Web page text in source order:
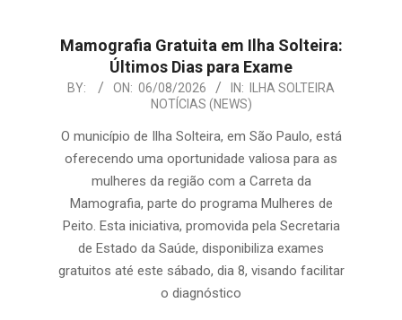
Mamografia Gratuita em Ilha Solteira:
Últimos Dias para Exame
2026-
06
BY: ON: 06/08/2026 IN:
ILHA SOLTEIRA
NOTÍCIAS (NEWS)
O município de Ilha Solteira, em São Paulo, está
oferecendo uma oportunidade valiosa para as
mulheres da região com a Carreta da
Mamografia, parte do programa Mulheres de
Peito. Esta iniciativa, promovida pela Secretaria
de Estado da Saúde, disponibiliza exames
gratuitos até este sábado, dia 8, visando facilitar
o diagnóstico